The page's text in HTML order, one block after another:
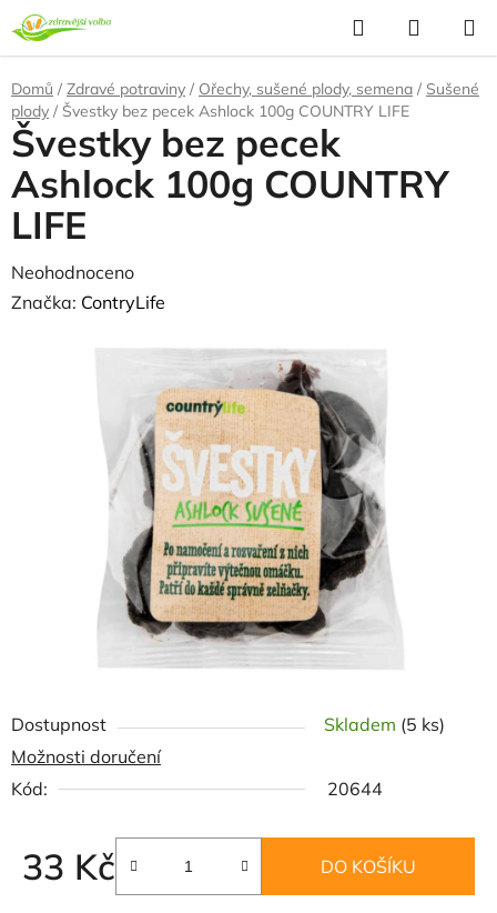
Přejít
na
obsah
Hledat
KOŠÍK
Domů / Zdravé potraviny / Ořechy, sušené plody, semena / Sušené
plody / Švestky bez pecek Ashlock 100g COUNTRY LIFE
Dostupnost Skladem (5 ks)
Možnosti doručení
Kód:
20644
33 Kč
Měrná cena:
DO KOŠÍKU
Švestky bez pecek
Ashlock 100g COUNTRY
LIFE
Průměrné
hodnocení
Neohodnoceno
Značka: ContryLife